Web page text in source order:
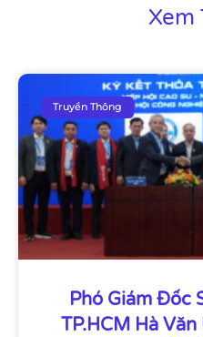
Xem
Truyền Thông
Phó Giám Đốc
TP.HCM Hà